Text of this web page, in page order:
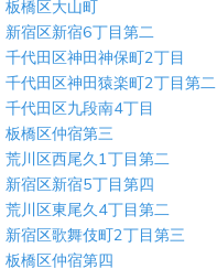
板橋区大山町
新宿区新宿6丁目第二
千代田区神田神保町2丁目
千代田区神田猿楽町2丁目第二
千代田区九段南4丁目
板橋区仲宿第三
荒川区西尾久1丁目第二
新宿区新宿5丁目第四
荒川区東尾久4丁目第二
新宿区歌舞伎町2丁目第三
板橋区仲宿第四